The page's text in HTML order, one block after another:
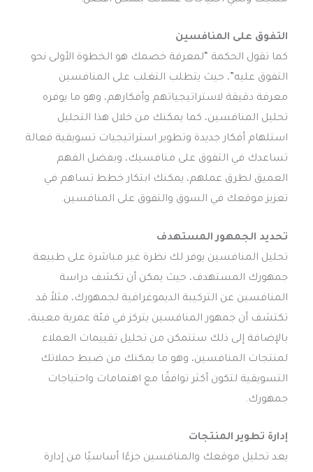
التفوق على المنافسين
كما تقول الحكمة “لمعرفة خصمك هو الخطوة الأولى نحو
التفوق عليه”، حيث يتطلب التغلب على المنافسين
معرفة دقيقة لاستراتيجياتهم وأفكارهم، وهو ما يوفره
تحليل المنافسين، كما يمكنك من خلال هذا التحليل
استلهام أفكار جديدة وتطوير استراتيجيات تسويقية فعالة
تساعدك في التفوق على منافسيك، وبفضل الفهم
العميق لطرق عملهم، يمكنك ابتكار خطط تساهم في
تعزيز موقعك في السوق والتفوق على المنافسين.
تحديد الجمهور المستهدف
تحليل المنافسين يوفر لك نظرة غير مباشرة على طبيعة
جمهورك المستهدف، حيث يمكن أن تكشف دراسة
المنافسين عن التركيبة الديموغرافية لجمهورك، مثلاً قد
تكتشف أن جمهور المنافسين يتركز في فئة عمرية معينة،
بالإضافة إلى ذلك ستتمكن من تحليل تقييمات العملاء
لمنتجات المنافسين، وهو ما يمكنك من ضبط حملاتك
التسويقية لتكون أكثر توافقًا مع اهتمامات واحتياجات
جمهورك.
إدارة تطوير المنتجات
يعد تحليل موقعك والمنافسين جزءًا أساسيًا من إدارة